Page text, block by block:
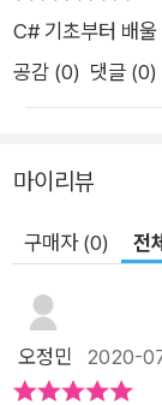
C# 기초부터 배울
공감 (0) 댓글 (0)
마이리뷰
구매자 (0) 전
오정민 2020-